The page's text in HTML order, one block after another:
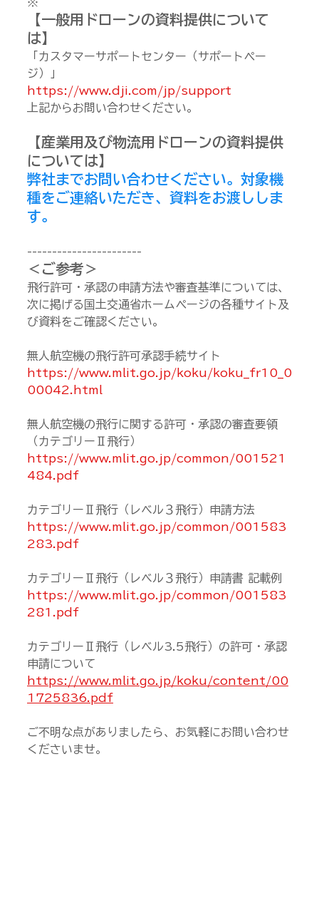
【一般用ドローンの資料提供について
は】
「カスタマーサポートセンター（サポートペー
ジ）」
https://www.dji.com/jp/support
上記からお問い合わせください。
【産業用及び物流用ドローンの資料提供
については】
弊社までお問い合わせください。対象機
種をご連絡いただき、資料をお渡ししま
す。
-----------------------
＜ご参考＞
飛行許可・承認の申請方法や審査基準については、
次に掲げる国土交通省ホームページの各種サイト及
び資料をご確認ください。
無人航空機の飛行許可承認手続サイト
https://www.mlit.go.jp/koku/koku_fr10_0
00042.html
無人航空機の飛行に関する許可・承認の審査要領
（カテゴリーⅡ飛行）
https://www.mlit.go.jp/common/001521
484.pdf
カテゴリーⅡ飛行（レベル３飛行）申請方法
https://www.mlit.go.jp/common/001583
283.pdf
カテゴリーⅡ飛行（レベル３飛行）申請書 記載例
https://www.mlit.go.jp/common/001583
281.pdf
カテゴリーⅡ飛行（レベル3.5飛行）の許可・承認
申請について
https://www.mlit.go.jp/koku/content/00
1725836.pdf
ご不明な点がありましたら、お気軽にお問い合わせ
くださいませ。